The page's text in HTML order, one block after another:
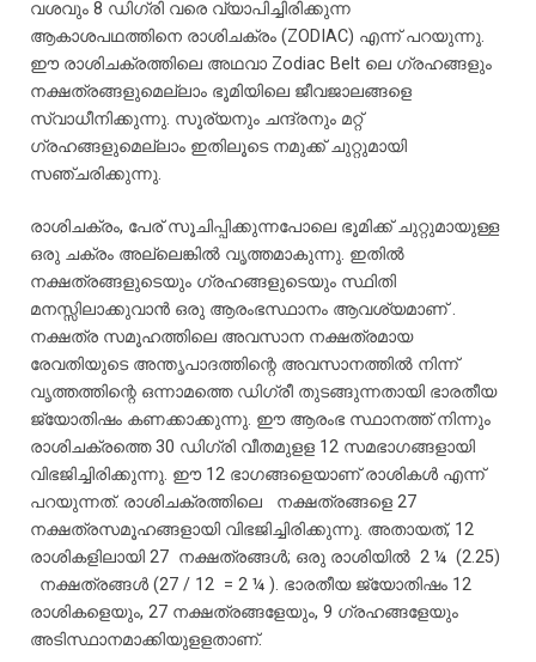
വശവും 8 ഡിഗ്രി വരെ വ്യാപിച്ചിരിക്കുന്ന
ആകാശപഥത്തിനെ രാശിചക്രം (ZODIAC) എന്ന് പറയുന്നു.
ഈ രാശിചക്രത്തിലെ അഥവാ Zodiac Belt ലെ ഗ്രഹങ്ങളും
നക്ഷത്രങ്ങളുമെല്ലാം ഭൂമിയിലെ ജീവജാലങ്ങളെ
സ്വാധീനിക്കുന്നു. സൂര്യനും ചന്ദ്രനും മറ്റ്
ഗ്രഹങ്ങളുമെല്ലാം ഇതിലൂടെ നമുക്ക് ചുറ്റുമായി
സഞ്ചരിക്കുന്നു.
രാശിചക്രം, പേര് സൂചിപ്പിക്കുന്നപോലെ ഭൂമിക്ക് ചുറ്റുമായുള്ള
ഒരു ചക്രം അല്ലെങ്കിൽ വൃത്തമാകുന്നു. ഇതിൽ
നക്ഷത്രങ്ങളുടെയും ഗ്രഹങ്ങളുടെയും സ്ഥിതി
മനസ്സിലാക്കുവാൻ ഒരു ആരംഭസ്ഥാനം ആവശ്യമാണ്.
നക്ഷത്ര സമൂഹത്തിലെ അവസാന നക്ഷത്രമായ
രേവതിയുടെ അന്തൃപാദത്തിന്റെ അവസാനത്തിൽ നിന്ന്
വൃത്തത്തിന്റെ ഒന്നാമത്തെ ഡിഗ്രീ തുടങ്ങുന്നതായി ഭാരതീയ
ജ്യോതിഷം കണക്കാക്കുന്നു. ഈ ആരംഭ സ്ഥാനത്ത് നിന്നും
രാശിചക്രത്തെ30 ഡിഗ്രി വീതമുളള 12 സമഭാഗങ്ങളായി
വിഭജിച്ചിരിക്കുന്നു. ഈ12 ഭാഗങ്ങളെയാണ് രാശികൾ എന്ന്
പറയുന്നത്. രാശിചക്രത്തിലെ നക്ഷത്രങ്ങളെ 27
നക്ഷത്രസമൂഹങ്ങളായി വിഭജിച്ചിരിക്കുന്നു. അതായത്, 12
രാശികളിലായി 27 നക്ഷത്രങ്ങൾ; ഒരു രാശിയിൽ 2 ¼ (2.25)
നക്ഷത്രങ്ങൾ (27 / 12 = 2 ¼ ). ഭാരതീയ ജ്യോതിഷം 12
രാശികളെയും, 27 നക്ഷത്രങ്ങളേയും, 9 ഗ്രഹങ്ങളേയും
അടിസ്ഥാനമാക്കിയുളളതാണ്.